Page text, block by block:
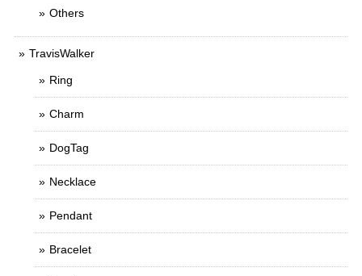
Others
TravisWalker
Ring
Charm
DogTag
Necklace
Pendant
Bracelet